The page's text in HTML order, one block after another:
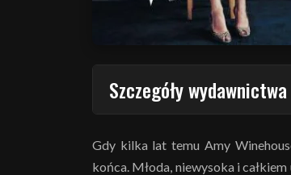
Szczegóły
Gdy kilka lat temu Amy
końca. Młoda, niewysoka i